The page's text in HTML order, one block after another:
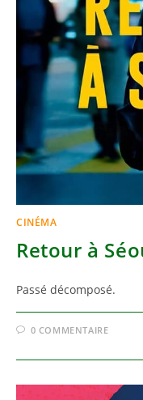
CINÉMA
Retour à
Passé décomposé.
0 COMMENTAIRE